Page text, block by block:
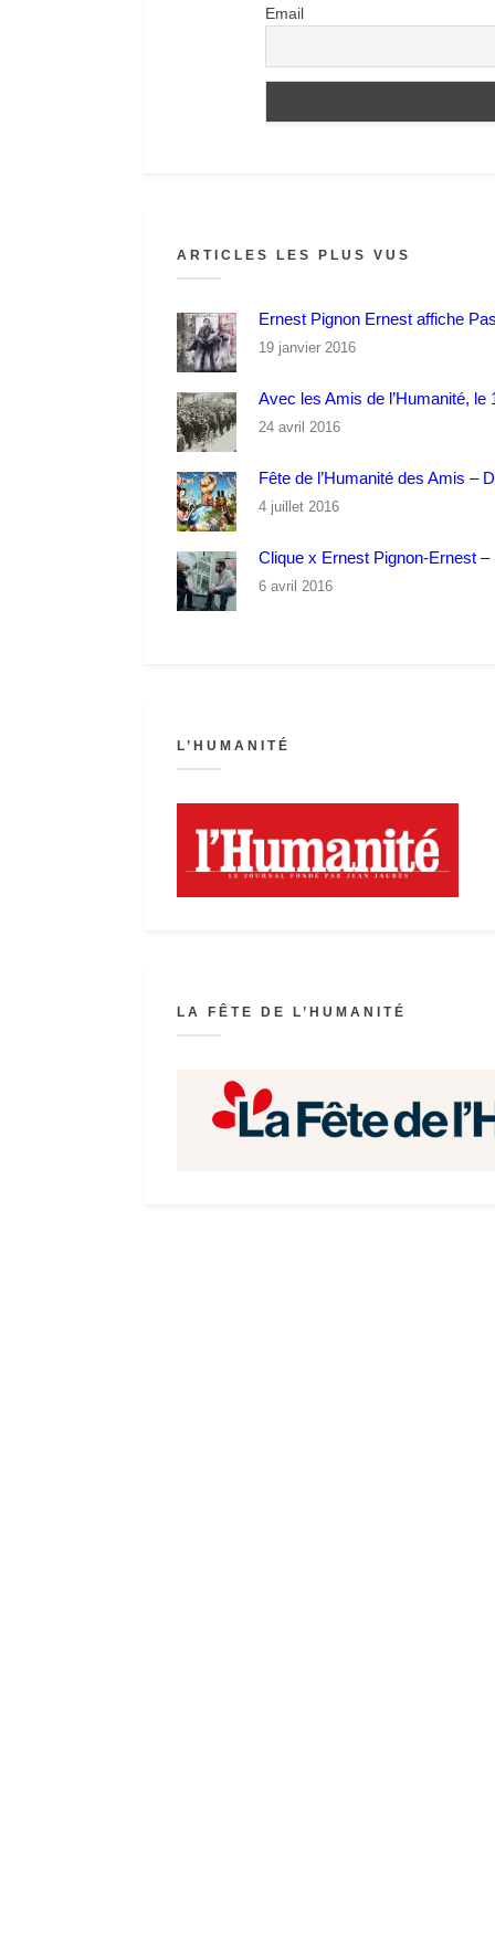
Email
ARTICLES LES PLUS VUS
Ernest Pignon Ernest affiche
19 janvier 2016
Avec les Amis de l’Humanité, le
24 avril 2016
Fête de l’Humanité des Amis –
4 juillet 2016
Clique x Ernest Pignon-Ernest
6 avril 2016
L’HUMANITÉ
LA FÊTE DE L’HUMANITÉ